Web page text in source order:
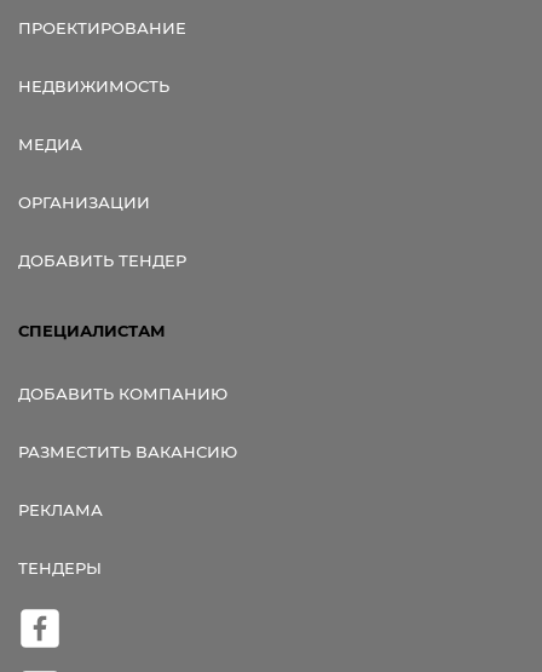
ПРОЕКТИРОВАНИЕ
НЕДВИЖИМОСТЬ
МЕДИА
ОРГАНИЗАЦИИ
ДОБАВИТЬ ТЕНДЕР
СПЕЦИАЛИСТАМ
ДОБАВИТЬ КОМПАНИЮ
РАЗМЕСТИТЬ ВАКАНСИЮ
РЕКЛАМА
ТЕНДЕРЫ